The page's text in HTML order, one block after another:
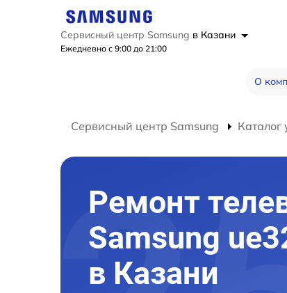
Сервисный центр Samsung в Казани
Ежедневно с 9:00 до 21:00
О
Сервисный центр Samsung Каталог
Ремонт
Samsung
в Казани